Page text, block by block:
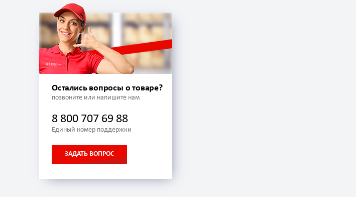
Остались вопросы о товаре?
позвоните или напишите нам
8 800 707 69 88
Единый номер поддержки
ЗАДАТЬ ВОПРОС